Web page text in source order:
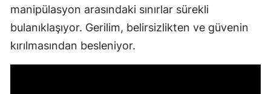
manipülasyon arasındaki sınırlar sürekli
bulanıklaşıyor. Gerilim, belirsizlikten ve güvenin
kırılmasından besleniyor.